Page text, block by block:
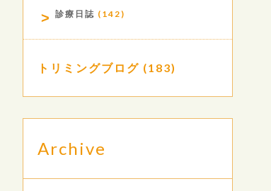
診療日誌 (142)
トリミングブログ (183)
Archive